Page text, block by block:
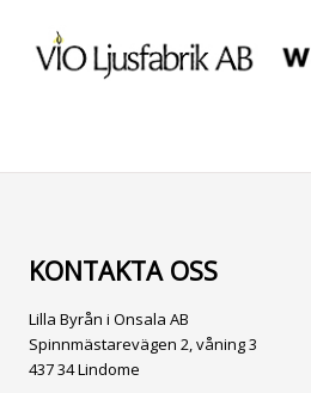
KONTAKTA OSS
Lilla Byrån i Onsala AB
Spinnmästarevägen 2, våning 3
437 34 Lindome